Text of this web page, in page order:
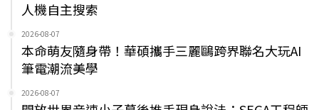
人機自主搜索
2026-08-07
本命萌友隨身帶！華碩攜手三麗鷗跨界聯名大玩AI
筆電潮流美學
2026-08-07